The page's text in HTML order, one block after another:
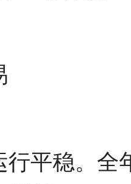
行平稳。全